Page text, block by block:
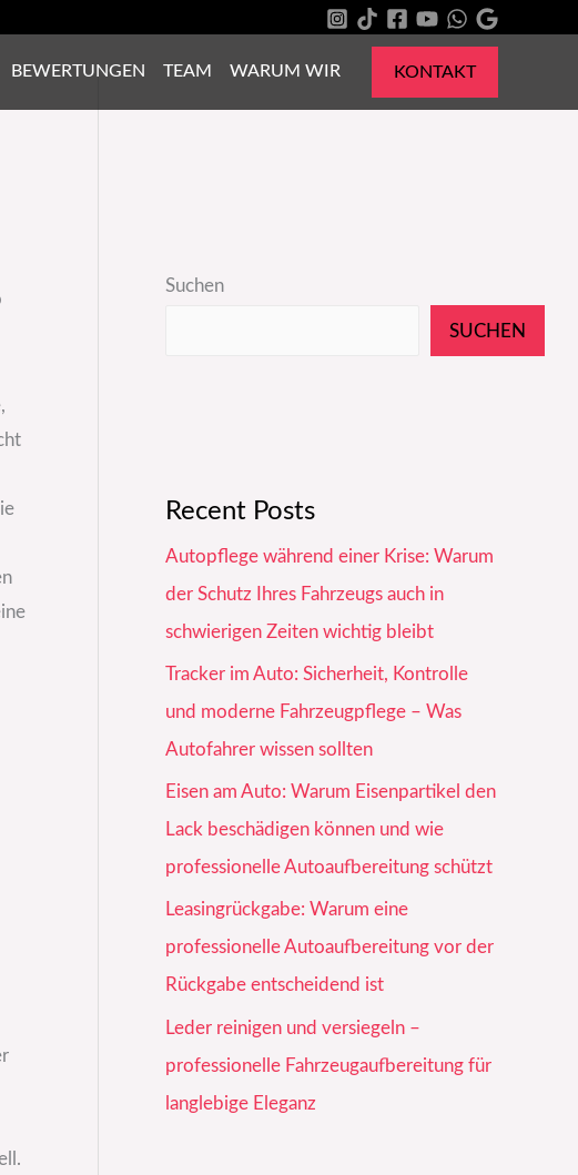
BEWERTUNGEN TEAM WARUM WIR KONTAKT
Suchen
SUCHEN
Recent Posts
Autopflege während einer Krise: Warum
der Schutz Ihres Fahrzeugs auch in
schwierigen Zeiten wichtig bleibt
Tracker im Auto: Sicherheit, Kontrolle
und moderne Fahrzeugpflege – Was
Autofahrer wissen sollten
Eisen am Auto: Warum Eisenpartikel den
Lack beschädigen können und wie
professionelle Autoaufbereitung schützt
Leasingrückgabe: Warum eine
professionelle Autoaufbereitung vor der
Rückgabe entscheidend ist
Leder reinigen und versiegeln –
professionelle Fahrzeugaufbereitung für
langlebige Eleganz